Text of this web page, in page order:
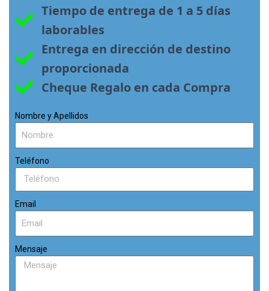
Tiempo de entrega de 1 a 5 días
laborables
Entrega en dirección de destino
proporcionada
Cheque Regalo en cada Compra
Nombre y Apellidos
Teléfono
Email
Mensaje